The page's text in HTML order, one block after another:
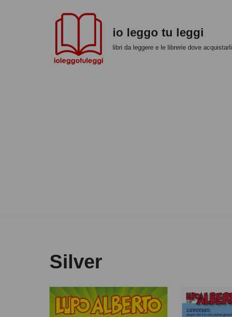
io leggo tu leggi
libri da leggere e le librerie dove acquistarli
Silver